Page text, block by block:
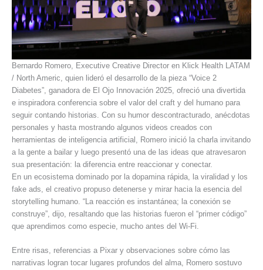
Bernardo Romero, Executive Creative Director en Klick Health LATAM
/ North Americ, quien lideró el desarrollo de la pieza “Voice 2
Diabetes”, ganadora de El Ojo Innovación 2025, ofreció una divertida
e inspiradora conferencia sobre el valor del craft y del humano para
seguir contando historias. Con su humor descontracturado, anécdotas
personales y hasta mostrando algunos videos creados con
herramientas de inteligencia artificial, Romero inició la charla invitando
a la gente a bailar y luego presentó una de las ideas que atravesaron
sua presentación: la diferencia entre reaccionar y conectar.
En un ecosistema dominado por la dopamina rápida, la viralidad y los
fake ads, el creativo propuso detenerse y mirar hacia la esencia del
storytelling humano. “La reacción es instantánea; la conexión se
construye”, dijo, resaltando que las historias fueron el “primer código”
que aprendimos como especie, mucho antes del Wi-Fi.
Entre risas, referencias a Pixar y observaciones sobre cómo las
narrativas logran tocar lugares profundos del alma, Romero sostuvo